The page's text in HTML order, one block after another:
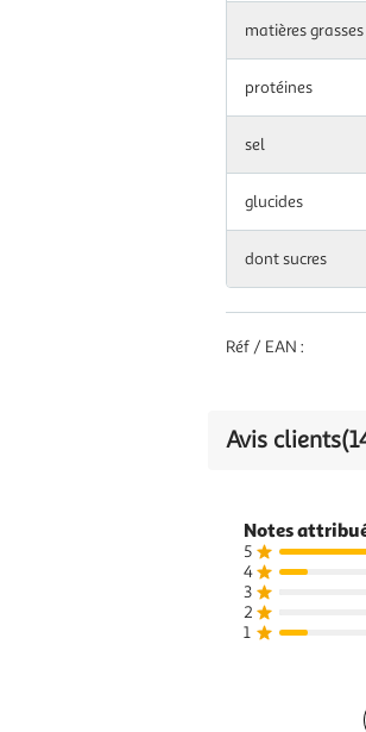
matières grasses
protéines
sel
glucides
dont sucres
Réf / EAN :
Avis clients
Notes
5
4
3
2
1